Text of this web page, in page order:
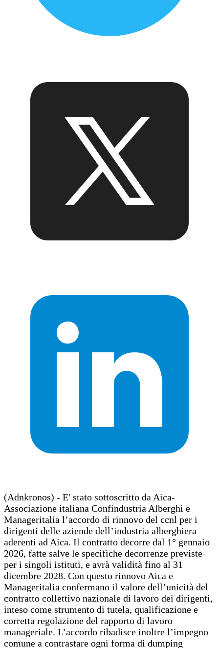
(Adnkronos) - E' stato sottoscritto da Aica-
Associazione italiana Confindustria Alberghi e
Manageritalia l’accordo di rinnovo del ccnl per i
dirigenti delle aziende dell’industria alberghiera
aderenti ad Aica. Il contratto decorre dal 1° gennaio
2026, fatte salve le specifiche decorrenze previste
per i singoli istituti, e avrà validità fino al 31
dicembre 2028. Con questo rinnovo Aica e
Manageritalia confermano il valore dell’unicità del
contratto collettivo nazionale di lavoro dei dirigenti,
inteso come strumento di tutela, qualificazione e
corretta regolazione del rapporto di lavoro
manageriale. L’accordo ribadisce inoltre l’impegno
comune a contrastare ogni forma di dumping